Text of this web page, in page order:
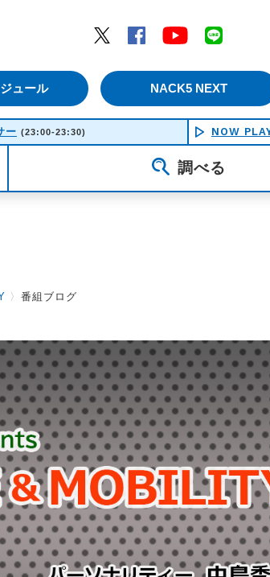
Twitter
Facebook YouTube
ュール NACK5 NEXT
ー (23:00-23:30) NOW
調べる
〉 番組ブログ